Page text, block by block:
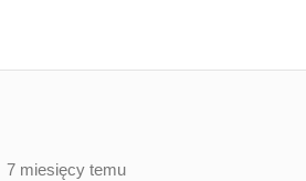
7 miesięcy temu